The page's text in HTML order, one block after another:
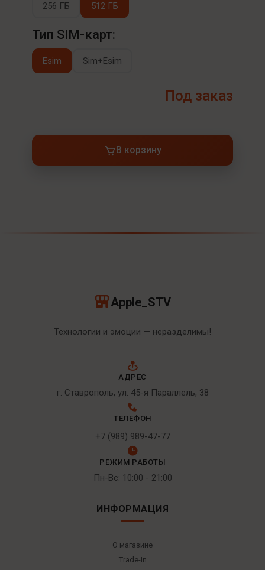
256 ГБ 512 ГБ
Тип SIM-карт:
Esim Sim+Esim
Под заказ
В корзину
Apple_STV
Технологии и эмоции — неразделимы!
АДРЕС
г. Ставрополь, ул. 45-я Параллель, 38
ТЕЛЕФОН
+7 (989) 989-47-77
РЕЖИМ РАБОТЫ
Пн-Вс: 10:00 - 21:00
ИНФОРМАЦИЯ
О магазине
Trade-In